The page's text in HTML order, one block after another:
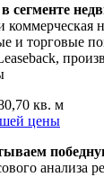
сегменте
коммерческая
и торговые
цены
анализа